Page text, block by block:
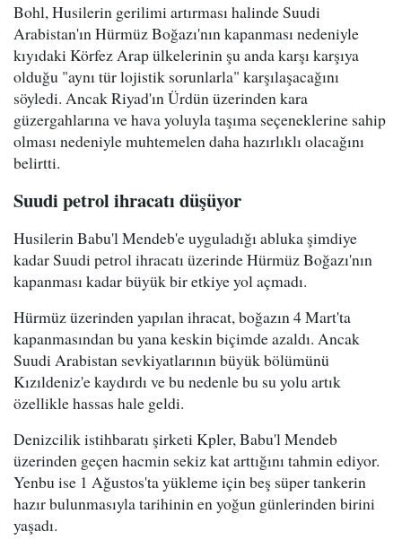
Bohl, Husilerin gerilimi artırması halinde Suudi
Arabistan'ın Hürmüz Boğazı'nın kapanması nedeniyle
kıyıdaki Körfez Arap ülkelerinin şu anda karşı karşıya
olduğu "aynı tür lojistik sorunlarla" karşılaşacağını
söyledi. Ancak Riyad'ın Ürdün üzerinden kara
güzergahlarına ve hava yoluyla taşıma seçeneklerine sahip
olması nedeniyle muhtemelen daha hazırlıklı olacağını
belirtti.
Suudi petrol ihracatı düşüyor
Husilerin Babu'l Mendeb'e uyguladığı abluka şimdiye
kadar Suudi petrol ihracatı üzerinde Hürmüz Boğazı'nın
kapanması kadar büyük bir etkiye yol açmadı.
Hürmüz üzerinden yapılan ihracat, boğazın 4 Mart'ta
kapanmasından bu yana keskin biçimde azaldı. Ancak
Suudi Arabistan sevkiyatlarının büyük bölümünü
Kızıldeniz'e kaydırdı ve bu nedenle bu su yolu artık
özellikle hassas hale geldi.
Denizcilik istihbaratı şirketi Kpler, Babu'l Mendeb
üzerinden geçen hacmin sekiz kat arttığını tahmin ediyor.
Yenbu ise 1 Ağustos'ta yükleme için beş süper tankerin
hazır bulunmasıyla tarihinin en yoğun günlerinden birini
yaşadı.